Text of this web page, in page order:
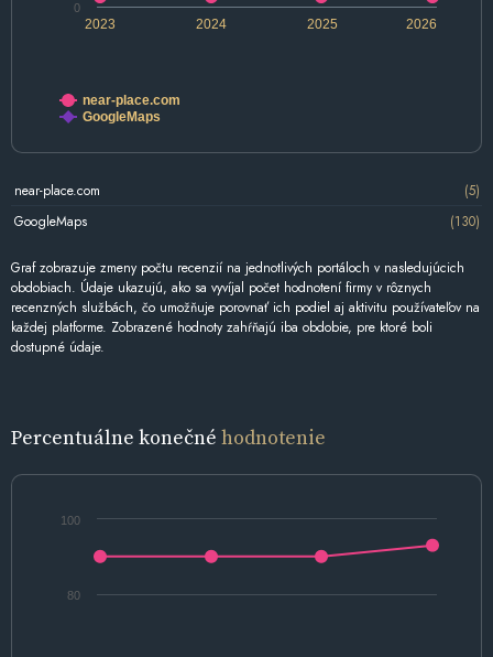
2024 2026
2023 2025
0
near-place.com
GoogleMaps
near-place.com
(5)
GoogleMaps
(130)
Graf zobrazuje zmeny počtu recenzií na jednotlivých portáloch v nasledujúcich
obdobiach. Údaje ukazujú, ako sa vyvíjal počet hodnotení firmy v rôznych
recenzných službách, čo umožňuje porovnať ich podiel aj aktivitu používateľov na
každej platforme. Zobrazené hodnoty zahŕňajú iba obdobie, pre ktoré boli
dostupné údaje.
Percentuálne konečné hodnotenie
80
100